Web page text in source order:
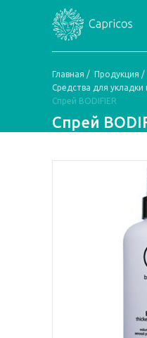
Главная / Продукция /
Средства для укладки
Спрей BODIFIER
Спрей